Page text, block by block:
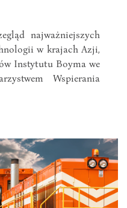
najważniejszych
w krajach Azji,
Instytutu Boyma we
Wspierania